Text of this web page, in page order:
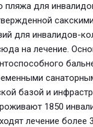
пляжа для
для инвалидов-
на лечение.
базой и
1850
лечение более